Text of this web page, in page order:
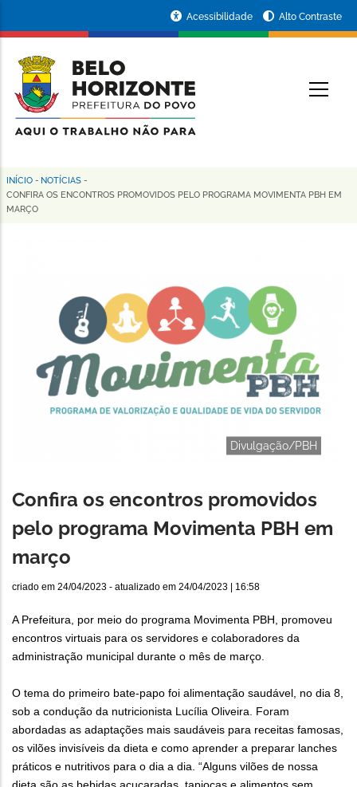
conteúdo
principal
da
Prefeitura
de
Horizonte
Acessibilidade Alto Contraste
Trilha
de
INÍCIO - NOTÍCIAS -
CONFIRA OS ENCONTROS PROMOVIDOS PELO PROGRAMA MOVIMENTA PBH EM
MARÇO
Divulgação/PBH
Confira os encontros promovidos
pelo programa Movimenta PBH em
março
criado em 24/04/2023 - atualizado em 24/04/2023 | 16:58
A Prefeitura, por meio do programa Movimenta PBH, promoveu
encontros virtuais para os servidores e colaboradores da
administração municipal durante o mês de março.
O tema do primeiro bate-papo foi alimentação saudável, no dia 8,
sob a condução da nutricionista Lucília Oliveira. Foram
abordadas as adaptações mais saudáveis para receitas famosas,
os vilões invisíveis da dieta e como aprender a preparar lanches
práticos e nutritivos para o dia a dia. “Alguns vilões de nossa